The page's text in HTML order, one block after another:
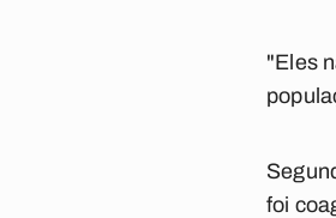
"Eles
foi